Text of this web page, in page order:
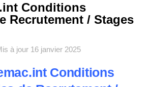
Conditions
Recrutement / Stages
à jour 16 janvier 2025
Conditions